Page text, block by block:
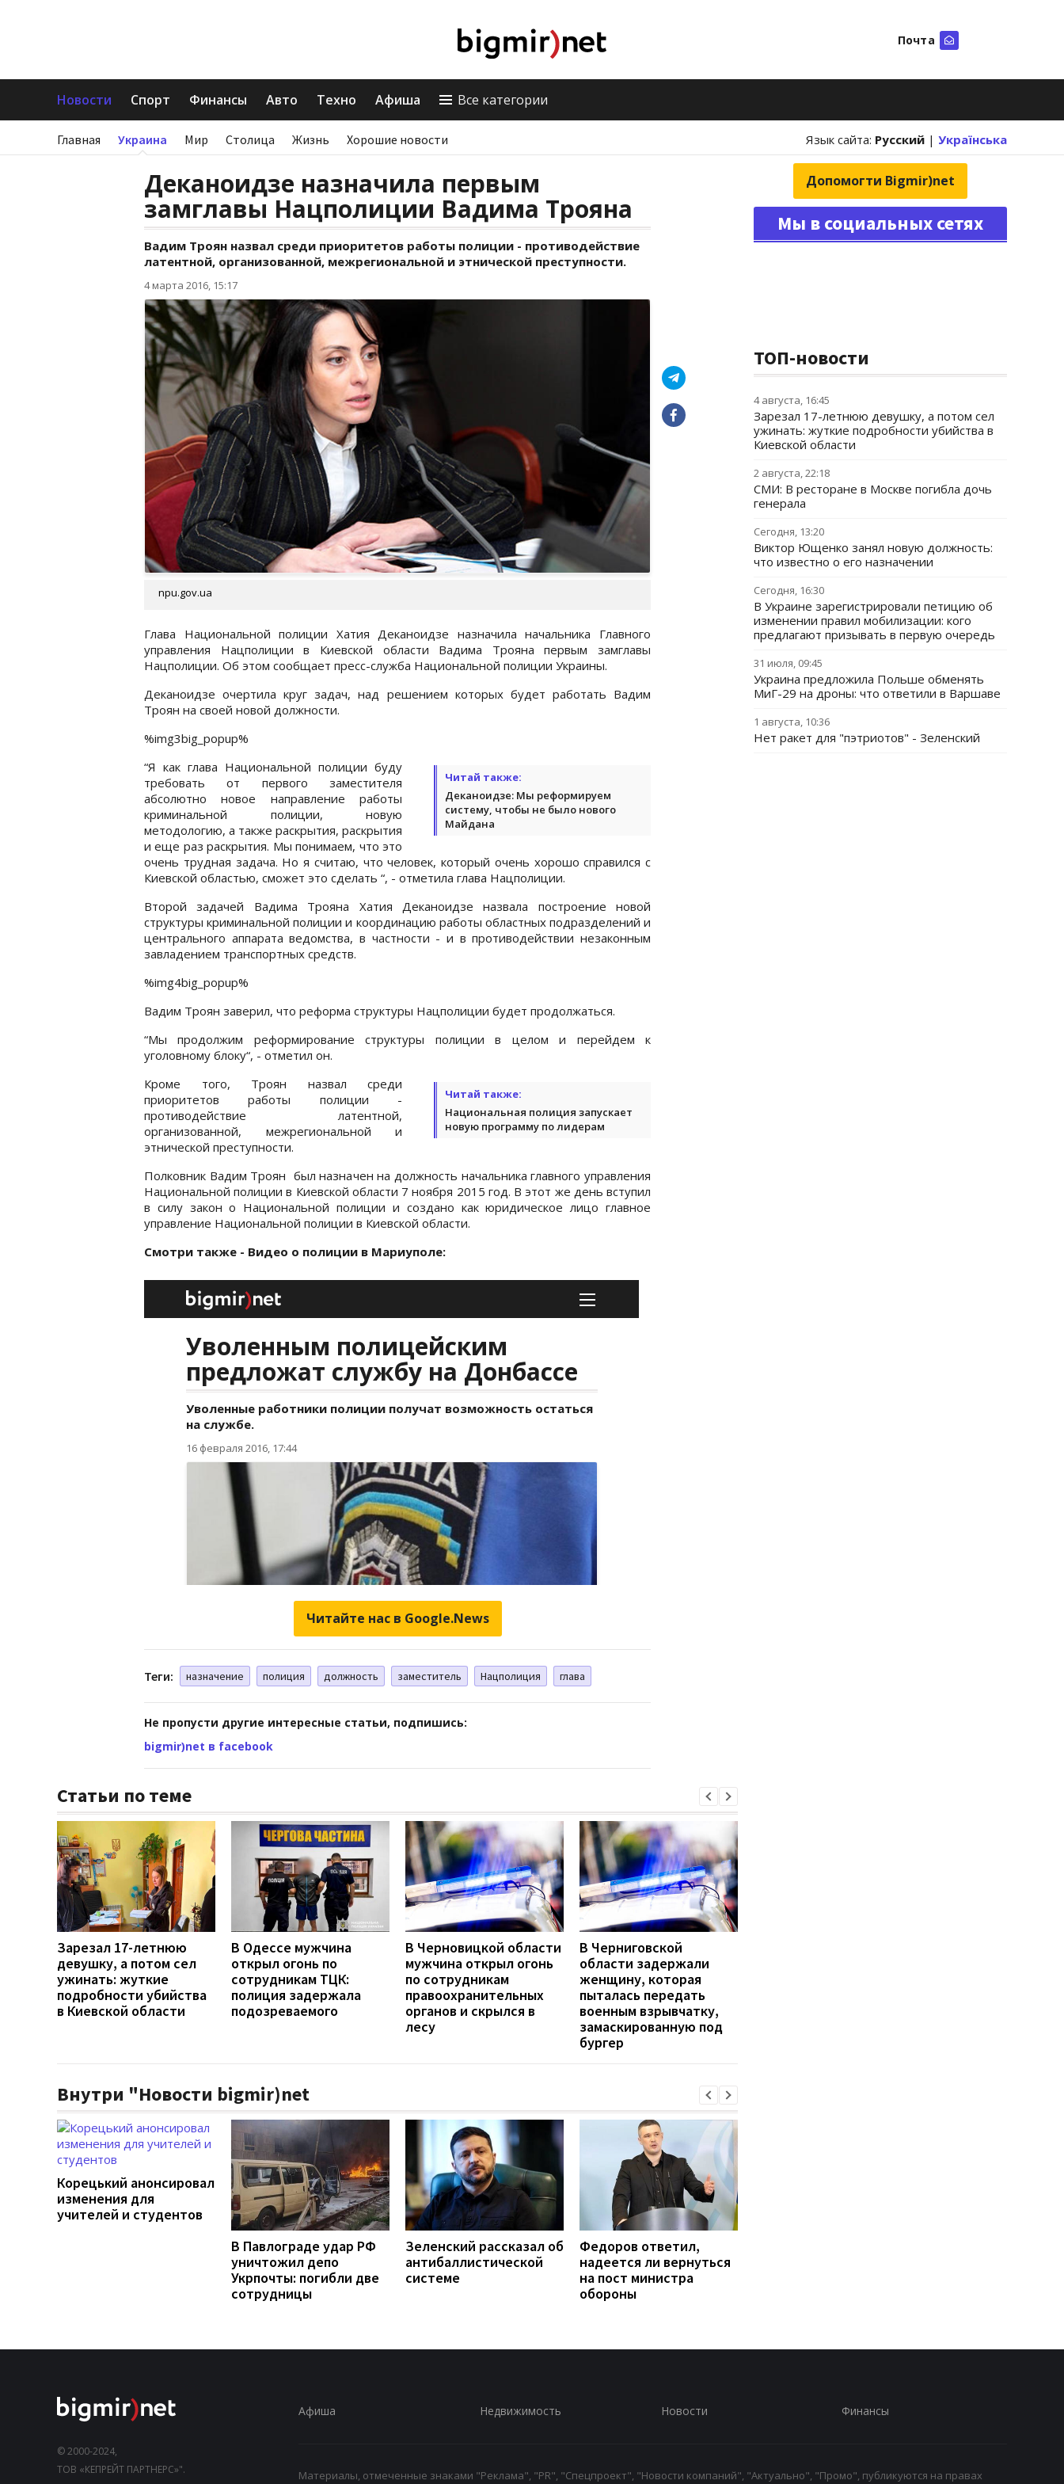
Почта
Новости Спорт Финансы Авто Техно Афиша Все категории
Главная Украина Мир Столица Жизнь Хорошие новости Язык сайта: Русский | Українська
Деканоидзе назначила первым
замглавы Нацполиции Вадима Трояна
Вадим Троян назвал среди приоритетов работы полиции - противодействие
латентной, организованной, межрегиональной и этнической преступности.
4 марта 2016, 15:17
npu.gov.ua
Глава Национальной полиции Хатия Деканоидзе назначила начальника Главного
управления Нацполиции в Киевской области Вадима Трояна первым замглавы
Нацполиции. Об этом сообщает пресс-служба Национальной полиции Украины.
Деканоидзе очертила круг задач, над решением которых будет работать Вадим
Троян на своей новой должности.
%img3big_popup%
Читай также:
Деканоидзе: Мы реформируем
систему, чтобы не было нового
Майдана
“Я как глава Национальной полиции буду
требовать от первого заместителя
абсолютно новое направление работы
криминальной полиции, новую
методологию, а также раскрытия, раскрытия
и еще раз раскрытия. Мы понимаем, что это
очень трудная задача. Но я считаю, что человек, который очень хорошо справился с
Киевской областью, сможет это сделать “, - отметила глава Нацполиции.
Второй задачей Вадима Трояна Хатия Деканоидзе назвала построение новой
структуры криминальной полиции и координацию работы областных подразделений и
центрального аппарата ведомства, в частности - и в противодействии незаконным
завладением транспортных средств.
%img4big_popup%
Вадим Троян заверил, что реформа структуры Нацполиции будет продолжаться.
“Мы продолжим реформирование структуры полиции в целом и перейдем к
уголовному блоку“, - отметил он.
Читай также:
Национальная полиция запускает
новую программу по лидерам
Кроме того, Троян назвал среди
приоритетов работы полиции -
противодействие латентной,
организованной, межрегиональной и
этнической преступности.
Полковник Вадим Троян был назначен на должность начальника главного управления
Национальной полиции в Киевской области 7 ноября 2015 год. В этот же день вступил
в силу закон о Национальной полиции и создано как юридическое лицо главное
управление Национальной полиции в Киевской области.
Смотри также - Видео о полиции в Мариуполе:
Читайте нас в Google.News
Теги: назначение полиция должность заместитель Нацполиция глава
Не пропусти другие интересные статьи, подпишись:
bigmir)net в facebook
Статьи по теме
Зарезал 17-летнюю
девушку, а потом сел
ужинать: жуткие
подробности убийства
в Киевской области
В Одессе мужчина
открыл огонь по
сотрудникам ТЦК:
полиция задержала
подозреваемого
В Черновицкой области
мужчина открыл огонь
по сотрудникам
правоохранительных
органов и скрылся в
лесу
В Черниговской
области задержали
женщину, которая
пыталась передать
военным взрывчатку,
замаскированную под
бургер
Внутри "Новости bigmir)net
Корецький анонсировал
изменения для
учителей и студентов
В Павлограде удар РФ
уничтожил депо
Укрпочты: погибли две
сотрудницы
Зеленский рассказал об
антибаллистической
системе
Федоров ответил,
надеется ли вернуться
на пост министра
обороны
Допомогти Bigmir)net
Мы в социальных сетях
ТОП-новости
4 августа, 16:45
Зарезал 17-летнюю девушку, а потом сел
ужинать: жуткие подробности убийства в
Киевской области
2 августа, 22:18
СМИ: В ресторане в Москве погибла дочь
генерала
Сегодня, 13:20
Виктор Ющенко занял новую должность:
что известно о его назначении
Сегодня, 16:30
В Украине зарегистрировали петицию об
изменении правил мобилизации: кого
предлагают призывать в первую очередь
31 июля, 09:45
Украина предложила Польше обменять
МиГ-29 на дроны: что ответили в Варшаве
1 августа, 10:36
Нет ракет для "пэтриотов" - Зеленский
© 2000-2024,
ТОВ «КЕПРЕЙТ ПАРТНЕРС»".
Афиша Недвижимость Новости Финансы
Материалы, отмеченные знаками "Реклама", "PR", "Спецпроект", "Новости компаний", "Актуально", "Промо", публикуются на правах